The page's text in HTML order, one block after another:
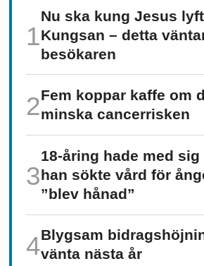
Nu ska kung Jesus
Kungsan – detta
besökaren
Fem koppar kaffe om
minska cancer­risken
18-åring hade med
han sökte vård för
”blev hånad”
Blygsam
vänta nästa år